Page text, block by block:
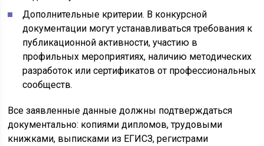
Дополнительные критерии. В конкурсной
документации могут устанавливаться требования к
публикационной активности, участию в
профильных мероприятиях, наличию методических
разработок или сертификатов от профессиональных
сообществ.
Все заявленные данные должны подтверждаться
документально: копиями дипломов, трудовыми
книжками, выписками из ЕГИСЗ, регистрами